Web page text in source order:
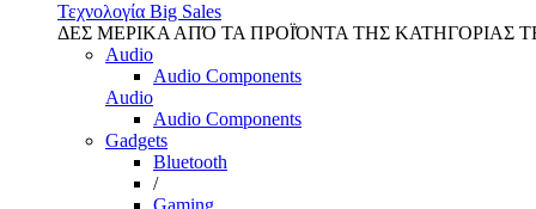
Τεχνολογία Big Sales
ΔΕΣ ΜΕΡΙΚΑ ΑΠΌ ΤΑ ΠΡΟΪΌΝΤΑ ΤΗΣ ΚΑΤΗΓΟΡΙΑΣ
Audio
Audio Components
Audio
Audio Components
Gadgets
Bluetooth
/
Gaming